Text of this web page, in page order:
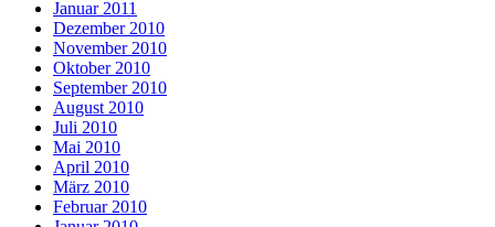
Januar 2011
Dezember 2010
November 2010
Oktober 2010
September 2010
August 2010
Juli 2010
Mai 2010
April 2010
März 2010
Februar 2010